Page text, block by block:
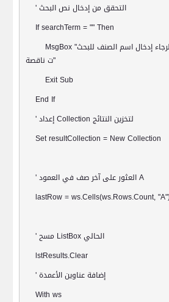
'التحقق من إدخال نص البحث
If searchTerm = "" Then
MsgBox "إدخال اسم الصنف للبحث
ت ناقصة"
Exit Sub
End If
'إعدادCollection لتخزين النتائج
Set resultCollection = New Collection
'العثور على آخر صف في العمودA
lastRow = ws.Cells(ws.Rows.Count,
'مسح ListBoxالحالي
lstResults.Clear
'إضافة عناوين الأعمدة
With ws